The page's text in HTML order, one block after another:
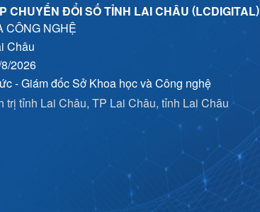
CHUYỂN ĐỔI SỐ TỈNH LAI CHÂU (LCDIGITAL)
CÔNG NGHỆ
Châu
2026
- Giám đốc Sở Khoa học và Công nghệ
tỉnh Lai Châu, TP Lai Châu, tỉnh Lai Châu